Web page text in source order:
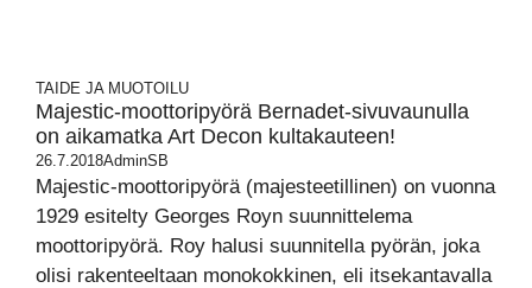
TAIDE JA MUOTOILU
Majestic-moottoripyörä Bernadet-sivuvaunulla
on aikamatka Art Decon kultakauteen!
26.7.2018AdminSB
Majestic-moottoripyörä (majesteetillinen) on vuonna
1929 esitelty Georges Royn suunnittelema
moottoripyörä. Roy halusi suunnitella pyörän, joka
olisi rakenteeltaan monokokkinen, eli itsekantavalla